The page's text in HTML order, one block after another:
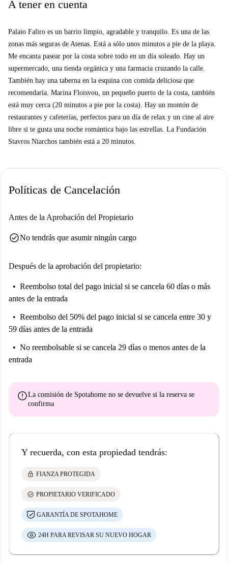
muchos cajones que puedes utilizar. El dormitorio incluye ventilador y
Importante:
Compartirás esta propiedad con la casera residente (mujer), su hijo y
su gato.
Habitación encantadora y confortable ideal para estudiantes. Está
ubicado en una zona bonita y exclusiva cerca de la playa Y del centro de
Atenas. Como tus anfitriones, esperamos hacer de tu estadía una
experiencia placentera y relajante y brindarte un lugar tranquilo para
estudiar.
La habitación de invitados forma parte de un apartamento de tres
independiente “oculta” que se eleva a la altura de la cama principal y que
una cama grande y cómoda o en dos camas individuales. Hay un
muchos cajones que puedes utilizar. En la habitación hay un ventilador y
Tendrás tu propio WC.
Siempre limpia lo que ensucias.
Si tiene gente de visita durante un par de días, póngase en contacto
con el propietario.
A tener en cuenta
Palaio Faliro es un barrio limpio, agradable y tranquilo. Es una de las
zonas más seguras de Atenas. Está a sólo unos minutos a pie de la playa.
Me encanta pasear por la costa sobre todo en un día soleado. Hay un
supermercado, una tienda orgánica y una farmacia cruzando la calle.
También hay una taberna en la esquina con comida deliciosa que
recomendaría. Marina Floisvou, un pequeño puerto de la costa, también
está muy cerca (20 minutos a pie por la costa). Hay un montón de
restaurantes y cafeterías, perfectos para un día de relax y un cine al aire
libre si te gusta una noche romántica bajo las estrellas. La Fundación
Stavros Niarchos también está a 20 minutos.
Políticas de Cancelación
Antes de la Aprobación del Propietario
check_circleNo tendrás que asumir ningún cargo
Después de la aprobación del propietario:
Reembolso total del pago inicial si se cancela 60 días o más
antes de la entrada
Reembolso del 50% del pago inicial si se cancela entre 30 y
59 días antes de la entrada
No reembolsable si se cancela 29 días o menos antes de la
entrada
errorLa comisión de Spotahome no se devuelve si la reserva se
confirma
Y recuerda, con esta propiedad tendrás:
lock FIANZA PROTEGIDA
check_circle PROPIETARIO VERIFICADO
GARANTÍA DE SPOTAHOME
24H PARA REVISAR SU NUEVO HOGAR